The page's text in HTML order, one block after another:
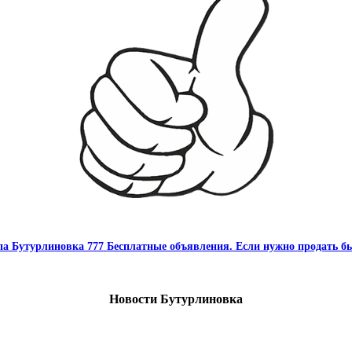
Бутурлиновка 777 Бесплатные объявления. Если нужно продать
Новости Бутурлиновка